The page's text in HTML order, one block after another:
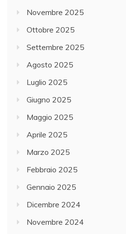
Novembre 2025
Ottobre 2025
Settembre 2025
Agosto 2025
Luglio 2025
Giugno 2025
Maggio 2025
Aprile 2025
Marzo 2025
Febbraio 2025
Gennaio 2025
Dicembre 2024
Novembre 2024